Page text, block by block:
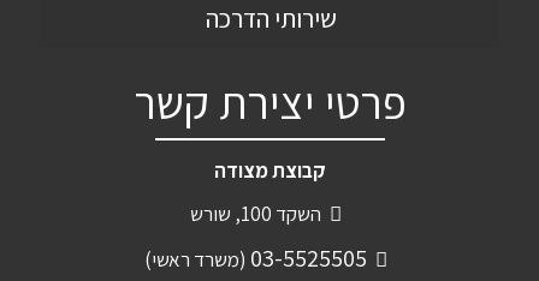
שירותי הדרכה
פרטי יצירת קשר
קבוצת מצודה
השקד 100, שורש
03-5525505 (משרד ראשי)